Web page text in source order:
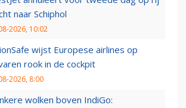
naar Schiphol
2026, 10:02
wijst Europese airlines op
rook in de cockpit
2026, 8:00
wolken boven IndiGo: